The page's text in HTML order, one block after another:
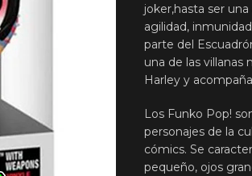
joker,hasta ser
agilidad,
parte del
una de las villanas
Harley y
Los Funko Pop!
personajes de la
cómics. Se
pequeño, ojos